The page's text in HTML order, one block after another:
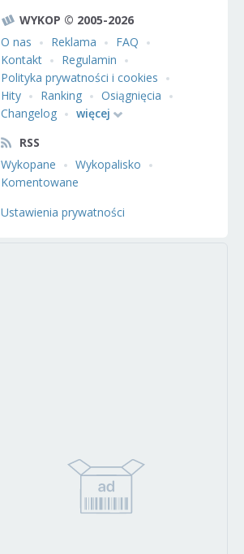
WYKOP © 2005-2026
O nas
Reklama
FAQ
Kontakt
Regulamin
Polityka prywatności i cookies
Hity
Ranking
Osiągnięcia
Changelog
więcej
RSS
Wykopane
Wykopalisko
Komentowane
Ustawienia prywatności